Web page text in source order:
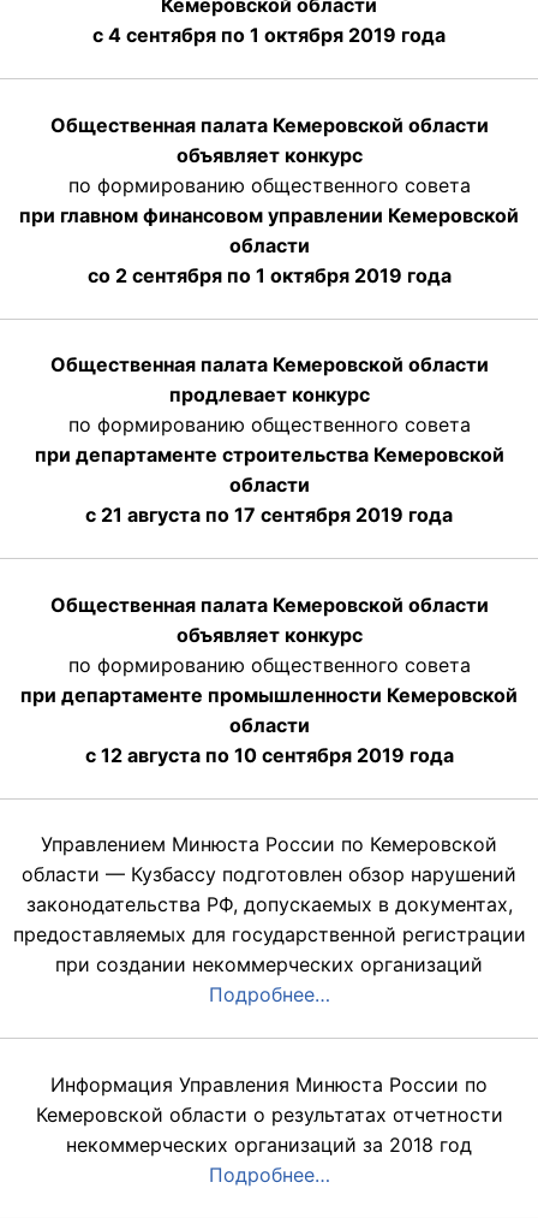
Кемеровской области
с 4 сентября по 1 октября 2019 года
Общественная палата Кемеровской области
объявляет конкурс
по формированию общественного совета
при главном финансовом управлении Кемеровской
области
со 2 сентября по 1 октября 2019 года
Общественная палата Кемеровской области
продлевает конкурс
по формированию общественного совета
при департаменте строительства Кемеровской
области
с 21 августа по 17 сентября 2019 года
Общественная палата Кемеровской области
объявляет конкурс
по формированию общественного совета
при департаменте промышленности Кемеровской
области
с 12 августа по 10 сентября 2019 года
Управлением Минюста России по Кемеровской
области — Кузбассу подготовлен обзор нарушений
законодательства РФ, допускаемых в документах,
предоставляемых для государственной регистрации
при создании некоммерческих организаций
Подробнее…
Информация Управления Минюста России по
Кемеровской области о результатах отчетности
некоммерческих организаций за 2018 год
Подробнее…